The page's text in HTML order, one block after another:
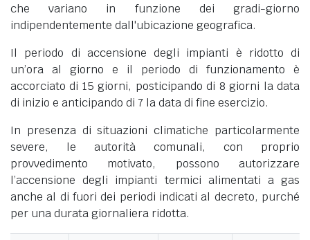
che variano in funzione dei gradi-giorno
indipendentemente dall'ubicazione geografica.
Il periodo di accensione degli impianti è ridotto di
un’ora al giorno e il periodo di funzionamento è
accorciato di 15 giorni, posticipando di 8 giorni la data
di inizio e anticipando di 7 la data di fine esercizio.
In presenza di situazioni climatiche particolarmente
severe, le autorità comunali, con proprio
provvedimento motivato, possono autorizzare
l’accensione degli impianti termici alimentati a gas
anche al di fuori dei periodi indicati al decreto, purché
per una durata giornaliera ridotta.